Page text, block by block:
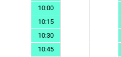
10:00
10:15
10:30
10:45